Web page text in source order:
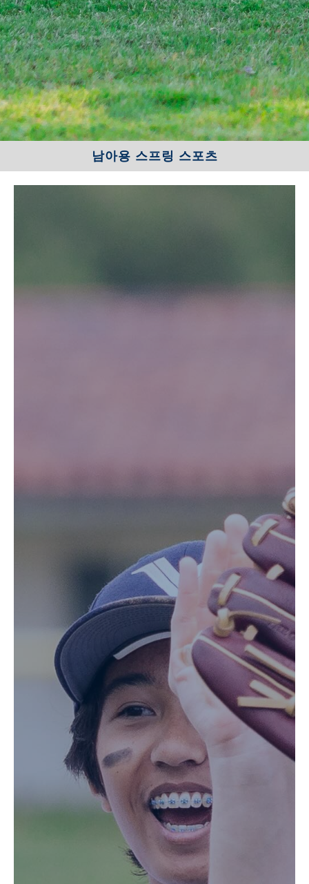
남아용 스프링 스포츠